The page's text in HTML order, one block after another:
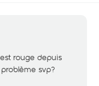
rouge depuis
svp?